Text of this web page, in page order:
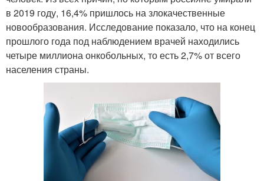
в 2019 году, 16,4% пришлось на злокачественные
новообразования. Исследование показало, что на конец
прошлого года под наблюдением врачей находились
четыре миллиона онкобольных, то есть 2,7% от всего
населения страны.